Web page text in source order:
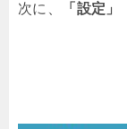
次に、 「設定」